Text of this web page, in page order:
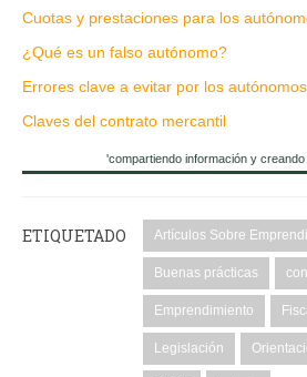
Cuotas y prestaciones para los
¿Qué es un falso autónomo?
Errores clave a evitar por los autónomos
Claves del contrato mercantil
'compartiendo información y
ETIQUETADO Artículos Sobre
Buenas prácticas
Emprendimiento
Legislación